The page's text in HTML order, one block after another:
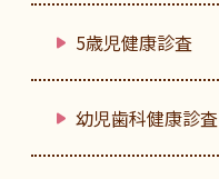
5歳児健康診査
幼児歯科健康診査